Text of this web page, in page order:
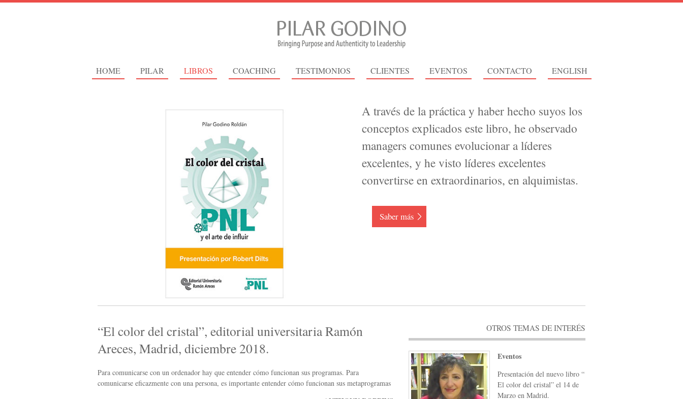
HOME PILAR LIBROS COACHING TESTIMONIOS CLIENTES EVENTOS CONTACTO ENGLISH
A través de la práctica y haber hecho suyos los
conceptos explicados este libro, he observado
managers comunes evolucionar a líderes
excelentes, y he visto líderes excelentes
convertirse en extraordinarios, en alquimistas.
Saber más
“El color del cristal”, editorial universitaria Ramón
Areces, Madrid, diciembre 2018.
Para comunicarse con un ordenador hay que entender cómo funcionan sus programas. Para
comunicarse eficazmente con una persona, es importante entender cómo funcionan sus metaprogramas
OTROS TEMAS DE INTERÉS
Eventos
Presentación del nuevo libro “
El color del cristal” el 14 de
Marzo en Madrid.